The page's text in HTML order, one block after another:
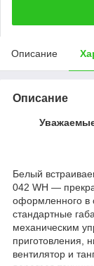
Описание
Описание
Белый
042 WH —
оформленного в
стандартные
механическим
приготовления,
вентилятор и